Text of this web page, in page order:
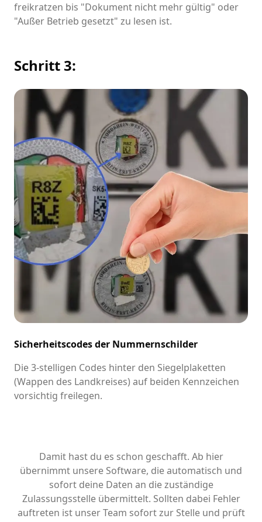
freikratzen bis "Dokument nicht mehr gültig" oder
"Außer Betrieb gesetzt" zu lesen ist.
Schritt 3:
Sicherheitscodes der Nummernschilder
Die 3-stelligen Codes hinter den Siegelplaketten
(Wappen des Landkreises) auf beiden Kennzeichen
vorsichtig freilegen.
Damit hast du es schon geschafft. Ab hier
übernimmt unsere Software, die automatisch und
sofort deine Daten an die zuständige
Zulassungsstelle übermittelt. Sollten dabei Fehler
auftreten ist unser Team sofort zur Stelle und prüft